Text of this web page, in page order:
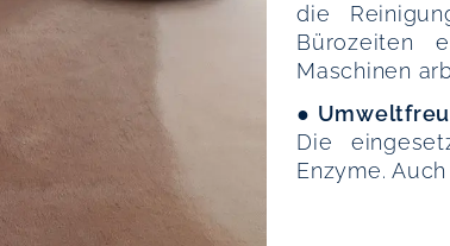
die
Bürozeiten
Maschinen
●
Die
Enzyme.